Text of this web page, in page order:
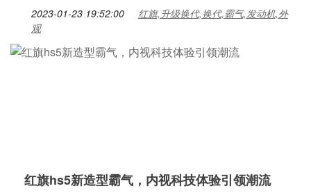
2023-01-23 19:52:00
红旗,升级换代,换代,霸气,发动机,外
观
红旗hs5新造型霸气，内视科技体验引领潮流